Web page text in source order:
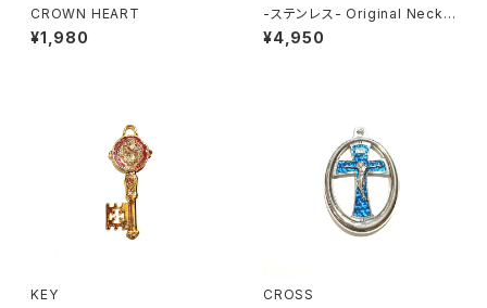
CROWN HEART
¥1,980
-ステンレス- Original Neckla
ce GOLD
¥4,950
KEY CROSS